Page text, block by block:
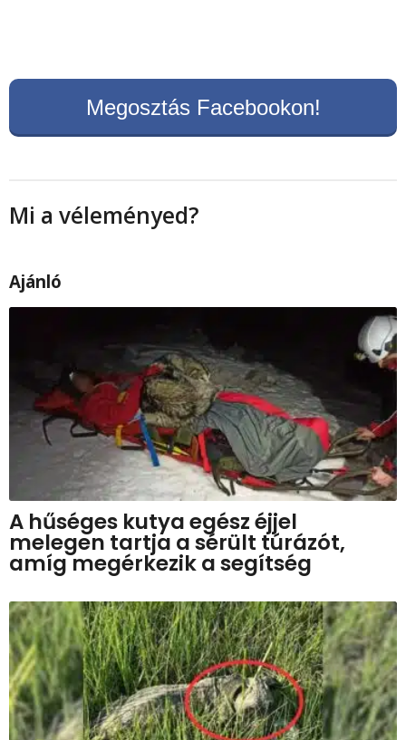
Megosztás Facebookon!
Mi a véleményed?
Ajánló
A hűséges kutya egész éjjel
melegen tartja a sérült túrázót,
amíg megérkezik a segítség